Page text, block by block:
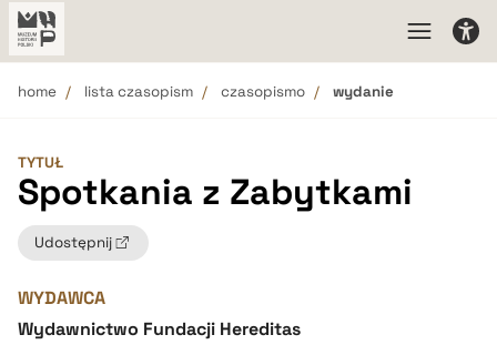
home lista czasopism czasopismo wydanie
TYTUŁ
Spotkania z Zabytkami
Udostępnij
WYDAWCA
Wydawnictwo Fundacji Hereditas